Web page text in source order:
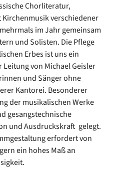
Chorliteratur,
verschiedener
im Jahr gemeinsam
und Solisten. Die Pflege
Erbes ist uns ein
von Michael Geisler
und Sänger ohne
Kantorei. Besonderer
der musikalischen Werke
gesangstechnische
und Ausdruckskraft gelegt.
erfordert von
ein hohes Maß an